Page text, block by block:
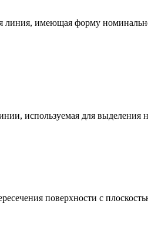
линия, имеющая форму
используемая для
поверхности с